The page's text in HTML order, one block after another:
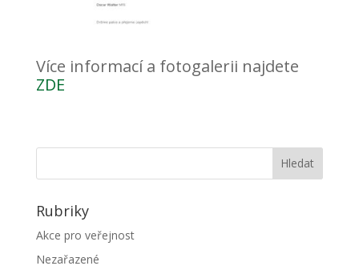
Více informací a fotogalerii najdete
ZDE
Rubriky
Akce pro veřejnost
Nezařazené